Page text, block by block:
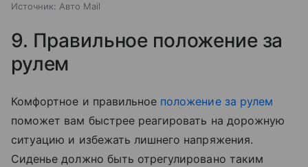
Источник: Авто Mail
9. Правильное положение за
рулем
Комфортное и правильное положение за рулем
поможет вам быстрее реагировать на дорожную
ситуацию и избежать лишнего напряжения.
Сиденье должно быть отрегулировано таким